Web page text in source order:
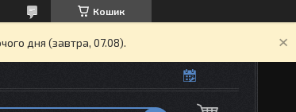
Кошик
дня (завтра, 07.08).